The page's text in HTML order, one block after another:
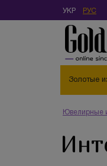
УКР РУС
Золотые
Ювелирные